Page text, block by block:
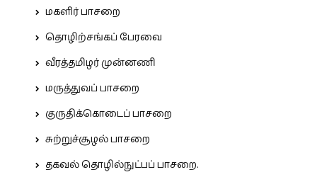
மகளிர் பாசறை
தொழிற்சங்கப் பேரவை
வீரத்தமிழர் முன்னணி
மருத்துவப் பாசறை
குருதிக்கொடைப் பாசறை
சுற்றுச்சூழல் பாசறை
தகவல் தொழில்நுட்பப் பாசறை.